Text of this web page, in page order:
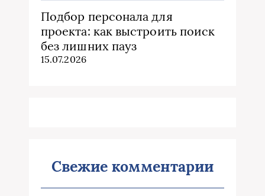
Подбор персонала для
проекта: как выстроить поиск
без лишних пауз
15.07.2026
Свежие комментарии